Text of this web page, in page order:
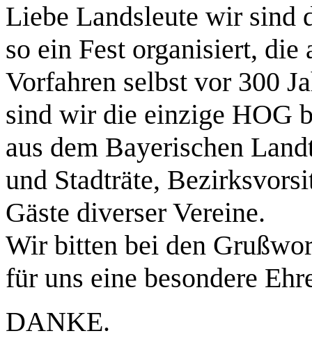
Liebe Landsleute wir sind
so ein Fest organisiert, die
Vorfahren selbst vor 300
sind wir die einzige HOG
aus dem Bayerischen
und Stadträte,
Gäste diverser Vereine.
Wir bitten bei den
für uns eine besondere
DANKE.